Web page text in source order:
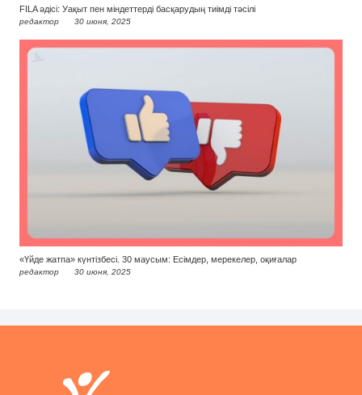
FILA әдісі: Уақыт пен міндеттерді басқарудың тиімді тәсілі
редактор 30 июня, 2025
«Үйде жатпа» күнтізбесі. 30 маусым: Есімдер, мерекелер, оқиғалар
редактор 30 июня, 2025